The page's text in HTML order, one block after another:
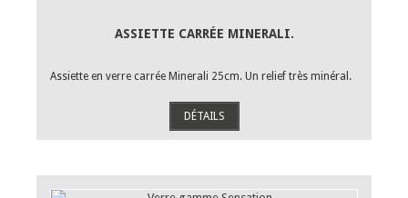
ASSIETTE CARRÉE MINERALI.
Assiette en verre carrée Minerali 25cm. Un relief très minéral.
DÉTAILS